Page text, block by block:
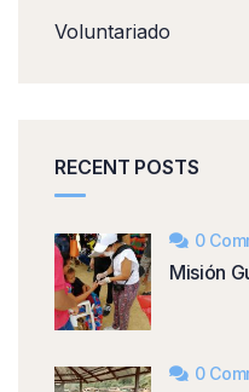
Voluntariado
RECENT POSTS
0
Misión
0